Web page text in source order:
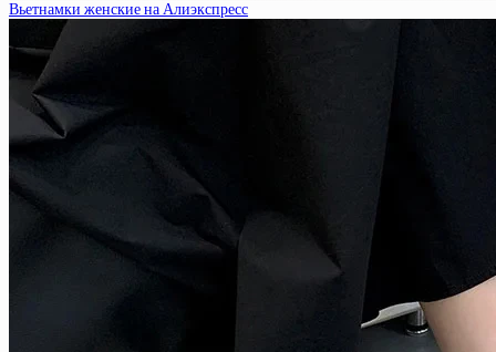
Вьетнамки женские на Алиэкспресс